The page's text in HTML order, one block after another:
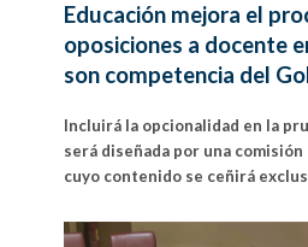
Educación mejora el
oposiciones a docente
son competencia del
Incluirá la opcionalidad en la
será diseñada por una
cuyo contenido se ceñirá